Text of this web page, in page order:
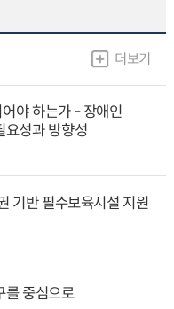
더보기
야 하는가 - 장애인
요성과 방향성
기반 필수보육시설 지원
를 중심으로